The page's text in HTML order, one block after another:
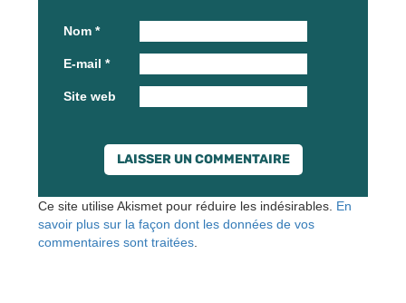
Nom *
E-mail *
Site web
Ce site utilise Akismet pour réduire les indésirables. En
savoir plus sur la façon dont les données de vos
commentaires sont traitées